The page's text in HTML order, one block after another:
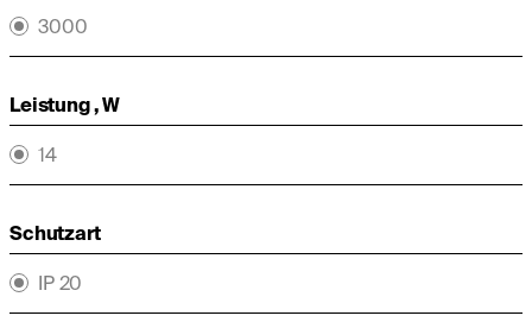
3000
Leistung , W
14
Schutzart
IP 20